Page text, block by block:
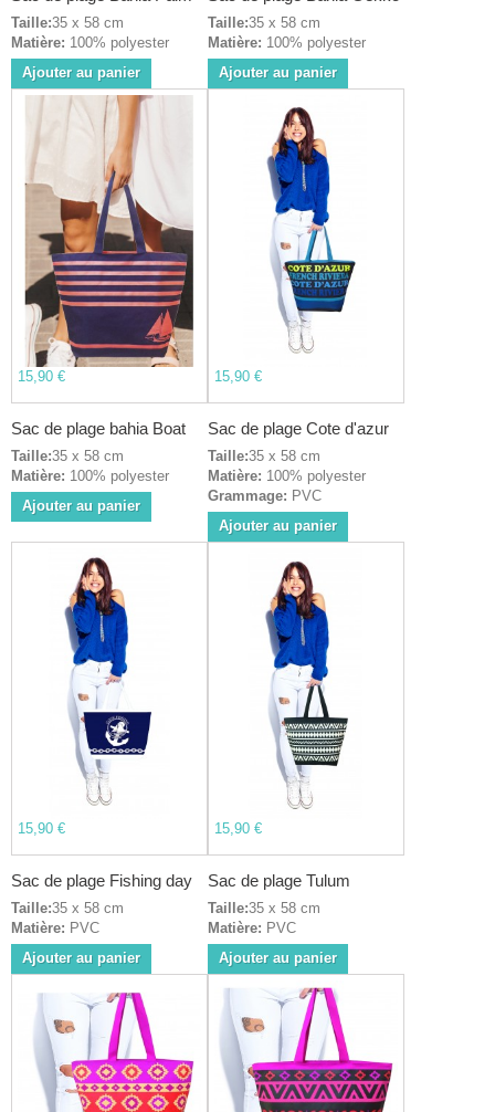
Taille:35 x 58 cm
Matière: 100% polyester
Ajouter au panier
Taille:35 x 58 cm
Matière: 100% polyester
Ajouter au panier
15,90 €
Sac de plage bahia Boat
Taille:35 x 58 cm
Matière: 100% polyester
Ajouter au panier
15,90 €
Sac de plage Cote d'azur
Taille:35 x 58 cm
Matière: 100% polyester
Grammage: PVC
Ajouter au panier
15,90 €
Sac de plage Fishing day
Taille:35 x 58 cm
Matière: PVC
Ajouter au panier
15,90 €
Sac de plage Tulum
Taille:35 x 58 cm
Matière: PVC
Ajouter au panier